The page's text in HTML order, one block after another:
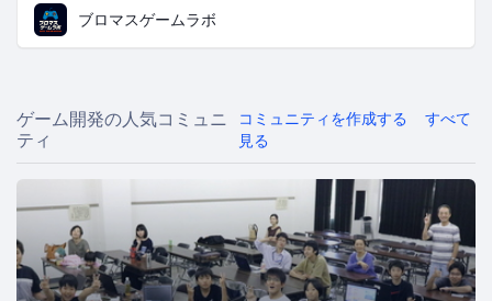
ブロマスゲームラボ
ゲーム開発の人気コミュニ
ティ
コミュニティを作成する
すべて
見る